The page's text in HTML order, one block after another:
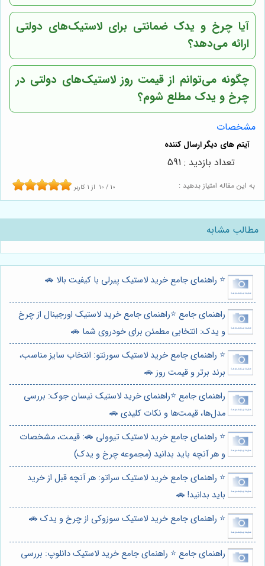
آیا چرخ و یدک ضمانتی برای لاستیک‌های دولتی
ارائه می‌دهد؟
چگونه می‌توانم از قیمت روز لاستیک‌های دولتی در
چرخ و یدک مطلع شوم؟
مشخصات
به این مقاله امتیاز بدهید : 10 / 10 از 1 کاربر
تعداد بازدید : 591
مطالب مشابه
⭐️ راهنمای جامع خرید لاستیک پیرلی با کیفیت بالا 🚗
راهنمای جامع ⭐️راهنمای جامع خرید لاستیک اورجینال از چرخ
و یدک: انتخابی مطمئن برای خودروی شما 🚗
⭐️ راهنمای جامع خرید لاستیک سورنتو: انتخاب سایز مناسب،
برند برتر و قیمت روز 🚗
راهنمای جامع ⭐️راهنمای خرید لاستیک نیسان جوک: بررسی
مدل‌ها، قیمت‌ها و نکات کلیدی 🚗
⭐️ راهنمای جامع خرید لاستیک تیوولی 🚗: قیمت، مشخصات
و هر آنچه باید بدانید (مجموعه چرخ و یدک)
⭐️ راهنمای جامع خرید لاستیک سراتو: هر آنچه قبل از خرید
باید بدانید! 🚗
⭐️ راهنمای جامع خرید لاستیک سوزوکی از چرخ و یدک 🚗
راهنمای جامع ⭐️ راهنمای جامع خرید لاستیک دانلوپ: بررسی